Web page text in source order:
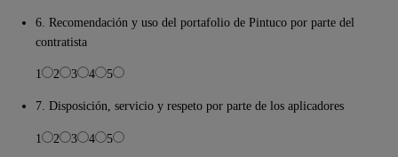
6. Recomendación y uso del portafolio de Pintuco por parte del
contratista
1 2 3 4 5
7. Disposición, servicio y respeto por parte de los aplicadores
1 2 3 4 5